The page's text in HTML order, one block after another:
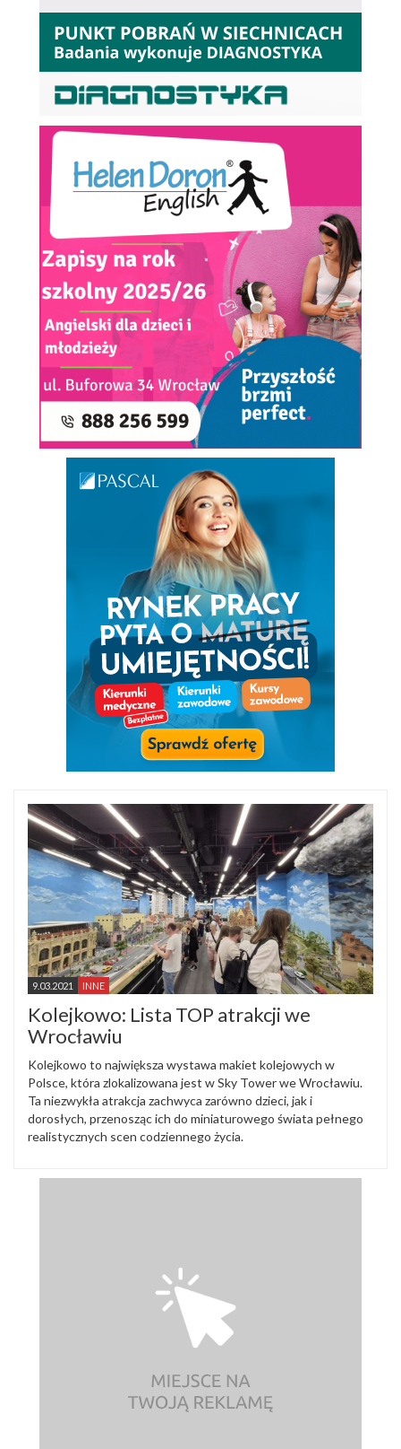
9.03.2021 INNE
Kolejkowo: Lista TOP atrakcji we
Wrocławiu
Kolejkowo to największa wystawa makiet kolejowych w
Polsce, która zlokalizowana jest w Sky Tower we Wrocławiu.
Ta niezwykła atrakcja zachwyca zarówno dzieci, jak i
dorosłych, przenosząc ich do miniaturowego świata pełnego
realistycznych scen codziennego życia.